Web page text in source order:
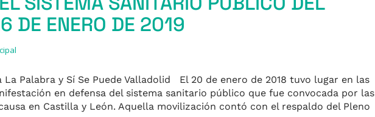
DE ENERO DE 2019
La Palabra y Sí Se Puede Valladolid El 20 de enero de 2018 tuvo lugar en las
en defensa del sistema sanitario público que fue convocada por las
en Castilla y León. Aquella movilización contó con el respaldo del Pleno